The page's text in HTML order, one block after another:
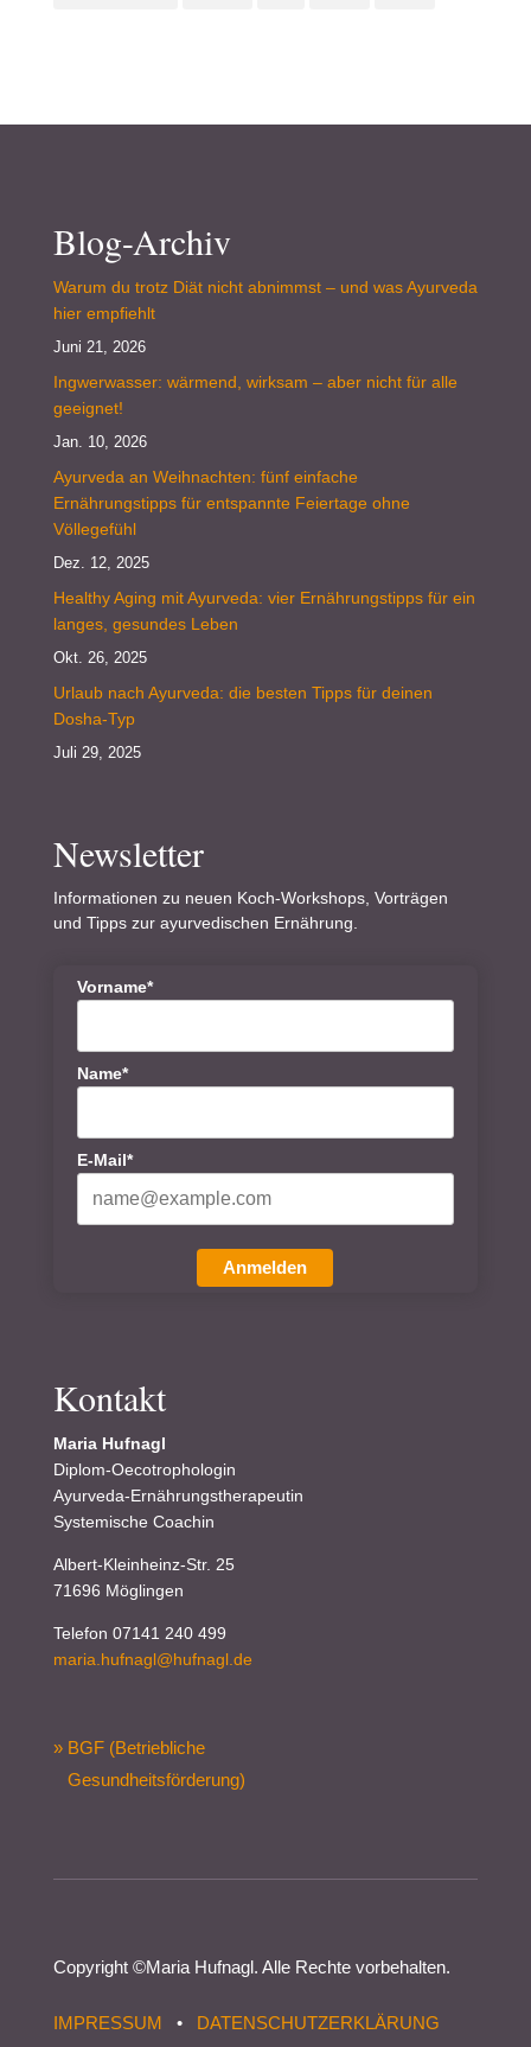
Blog-Archiv
Warum du trotz Diät nicht abnimmst – und was Ayurveda
hier empfiehlt
Juni 21, 2026
Ingwerwasser: wärmend, wirksam – aber nicht für alle
geeignet!
Jan. 10, 2026
Ayurveda an Weihnachten: fünf einfache
Ernährungstipps für entspannte Feiertage ohne
Völlegefühl
Dez. 12, 2025
Healthy Aging mit Ayurveda: vier Ernährungstipps für ein
langes, gesundes Leben
Okt. 26, 2025
Urlaub nach Ayurveda: die besten Tipps für deinen
Dosha-Typ
Juli 29, 2025
Newsletter
Informationen zu neuen Koch-Workshops, Vorträgen
und Tipps zur ayurvedischen Ernährung.
Vorname*
Name*
E-Mail*
Anmelden
Kontakt
Maria Hufnagl
Diplom-Oecotrophologin
Ayurveda-Ernährungstherapeutin
Systemische Coachin
Albert-Kleinheinz-Str. 25
71696 Möglingen
Telefon 07141 240 499
maria.hufnagl@hufnagl.de
» BGF (Betriebliche
Gesundheitsförderung)
Copyright ©Maria Hufnagl. Alle Rechte vorbehalten.
IMPRESSUM • DATENSCHUTZERKLÄRUNG